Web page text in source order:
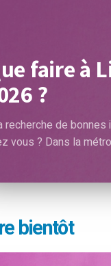
faire à
?
recherche de
vous ? Dans la
bientôt